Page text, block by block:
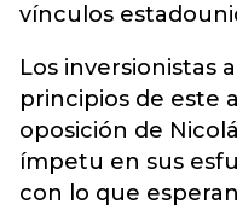
vínculos
Los inversionistas
principios de este
oposición de
ímpetu en sus
con lo que